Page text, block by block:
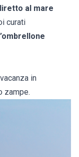
al mare
curati
in
zampe.